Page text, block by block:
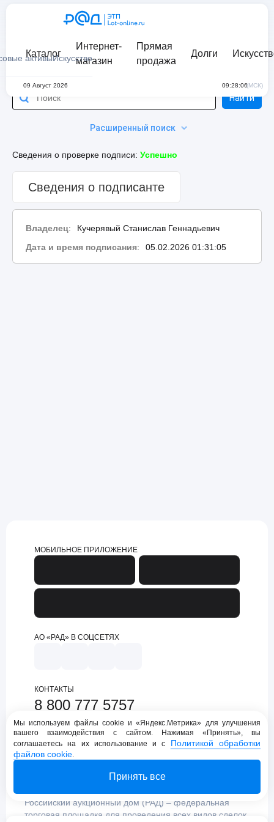
активыИскусство
Каталог
Интернет-
магазин
Прямая
продажа
Долги
09 Август 2026 09:28:06(МСК)
Расширенный поиск
Найти
Сведения о проверке подписи: Успешно
Сведения о подписанте
Владелец:
Кучерявый Станислав Геннадьевич
Дата и время подписания: 05.02.2026 01:31:05
МОБИЛЬНОЕ ПРИЛОЖЕНИЕ
АО «РАД» В СОЦСЕТЯХ
КОНТАКТЫ
8 800 777 5757
support@lot-online.ru
Техническая поддержка
Российский аукционный дом (РАД) – федеральная
торговая площадка для проведения всех видов сделок
Мы используем файлы cookie и «Яндекс.Метрика» для улучшения
вашего взаимодействия с сайтом. Нажимая «Принять», вы
соглашаетесь на их использование и с Политикой обработки
файлов cookie.
Принять все